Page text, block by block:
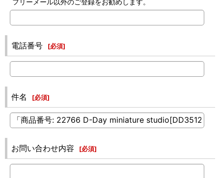
フリーメール以外のご登録をお勧めします。
電話番号 [必須]
件名 [必須]
お問い合わせ内容 [必須]